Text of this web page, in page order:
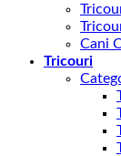
Cani
Tricouri